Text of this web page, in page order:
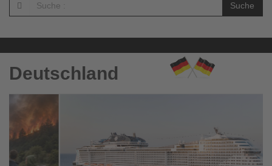
Wissen,
was
im
Tourismus
los
ist!
Suche
Deutschland
Nachrichten